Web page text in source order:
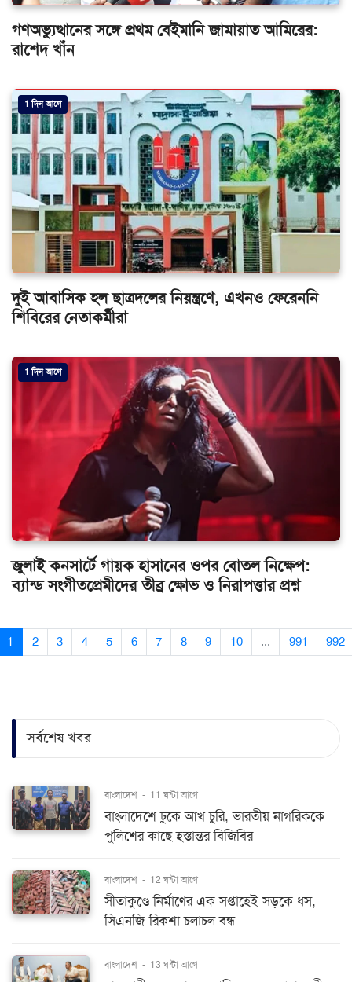
গণঅভ্যুত্থানের সঙ্গে প্রথম বেইমানি জামায়াত আমিরের:
রাশেদ খাঁন
1 দিন আগে
দুই আবাসিক হল ছাত্রদলের নিয়ন্ত্রণে, এখনও ফেরেননি
শিবিরের নেতাকর্মীরা
1 দিন আগে
জুলাই কনসার্টে গায়ক হাসানের ওপর বোতল নিক্ষেপ:
ব্যান্ড সংগীতপ্রেমীদের তীব্র ক্ষোভ ও নিরাপত্তার প্রশ্ন
1 2 3 4 5 6 7 8 9 10 ... 991 992
সর্বশেষ খবর
বাংলাদেশ - 11 ঘন্টা আগে
বাংলাদেশে ঢুকে আখ চুরি, ভারতীয় নাগরিককে
পুলিশের কাছে হস্তান্তর বিজিবির
বাংলাদেশ - 12 ঘন্টা আগে
সীতাকুণ্ডে নির্মাণের এক সপ্তাহেই সড়কে ধস,
সিএনজি-রিকশা চলাচল বন্ধ
বাংলাদেশ - 13 ঘন্টা আগে